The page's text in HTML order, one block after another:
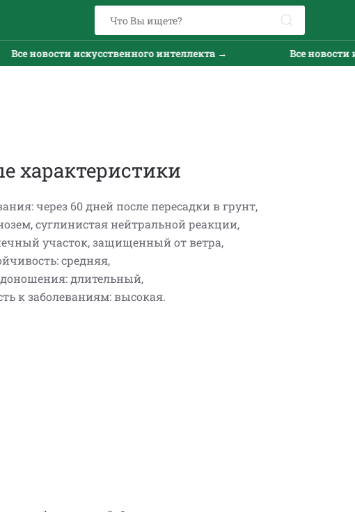
Все новости искусственного интеллекта → Все новости
характеристики
через 60 дней после пересадки в грунт,
суглинистая нейтральной реакции,
участок, защищенный от ветра,
средняя,
длительный,
к заболеваниям: высокая.